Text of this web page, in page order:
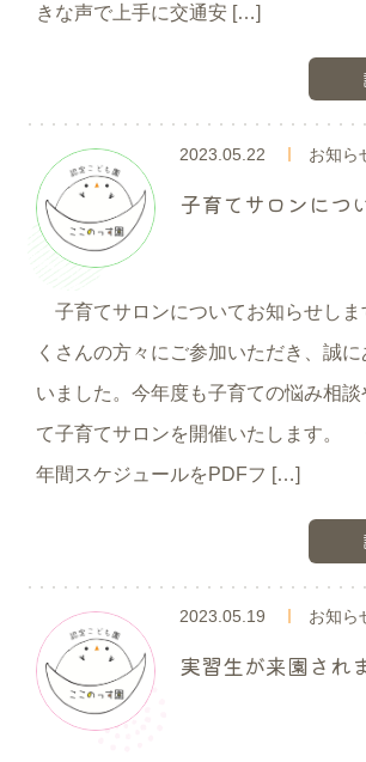
きな声で上手に交通安 […]
2023.05.22 お知ら
子育てサロンにつ
子育てサロンについてお知らせしま
くさんの方々にご参加いただき、誠
いました。今年度も子育ての悩み相
て子育てサロンを開催いたします。
年間スケジュールをPDFフ […]
2023.05.19 お知ら
実習生が来園され